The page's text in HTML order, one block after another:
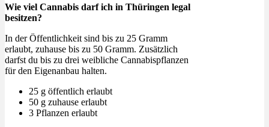
Wie viel Cannabis darf ich in Thüringen legal
besitzen?
In der Öffentlichkeit sind bis zu 25 Gramm
erlaubt, zuhause bis zu 50 Gramm. Zusätzlich
darfst du bis zu drei weibliche Cannabispflanzen
für den Eigenanbau halten.
25 g öffentlich erlaubt
50 g zuhause erlaubt
3 Pflanzen erlaubt